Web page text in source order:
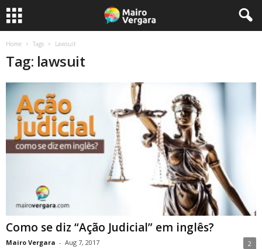
Home Tags Lawsuit
Tag: lawsuit
Como se diz “Ação Judicial” em inglês?
Mairo Vergara - Aug 7, 2017 2